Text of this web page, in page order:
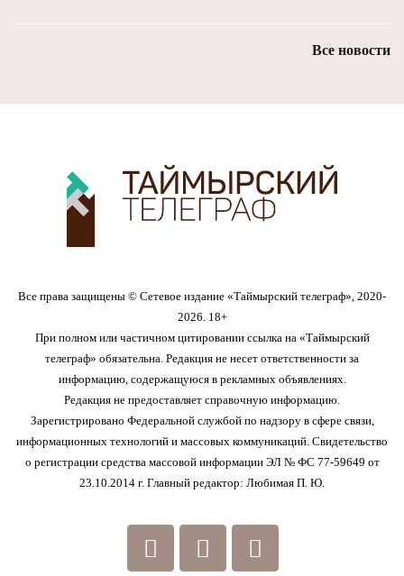
Все новости
Все права защищены © Сетевое издание «Таймырский телеграф», 2020-
2026. 18+
При полном или частичном цитировании ссылка на «Таймырский
телеграф» обязательна. Редакция не несет ответственности за
информацию, содержащуюся в рекламных объявлениях.
Редакция не предоставляет справочную информацию.
Зарегистрировано Федеральной службой по надзору в сфере связи,
информационных технологий и массовых коммуникаций. Свидетельство
о регистрации средства массовой информации ЭЛ № ФС 77-59649 от
23.10.2014 г. Главный редактор: Любимая П. Ю.